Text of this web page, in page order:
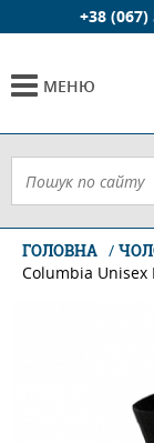
+38 (067)
МЕНЮ
ГОЛОВНА
Columbia Unisex